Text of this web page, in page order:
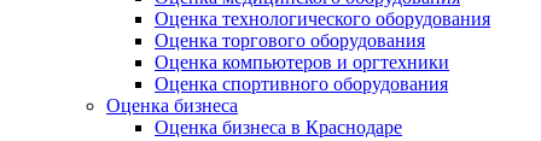
Оценка технологического оборудования
Оценка торгового оборудования
Оценка компьютеров и оргтехники
Оценка спортивного оборудования
Оценка бизнеса
Оценка бизнеса в Краснодаре